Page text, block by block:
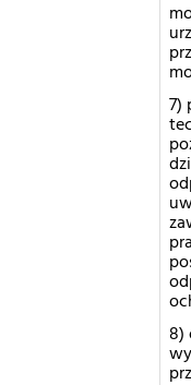
7)
8)